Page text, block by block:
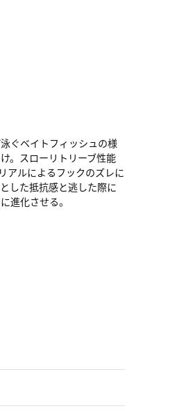
ぐベイトフィッシュの様
。スローリトリーブ性能
アルによるフックのズレに
した抵抗感と逃した際に
進化させる。